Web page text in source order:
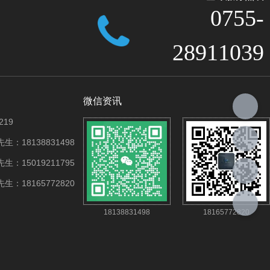
0755-
28911039
生：18138831498
生：15019211795
生：18165772820
微信资讯
18138831498 18165772820